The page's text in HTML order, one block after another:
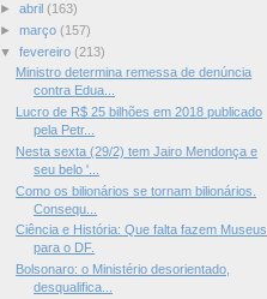
► abril (163)
► março (157)
▼ fevereiro (213)
Ministro determina remessa de denúncia
contra Edua...
Lucro de R$ 25 bilhões em 2018 publicado
pela Petr...
Nesta sexta (29/2) tem Jairo Mendonça e
seu belo '...
Como os bilionários se tornam bilionários.
Consequ...
Ciência e História: Que falta fazem Museus
para o DF.
Bolsonaro: o Ministério desorientado,
desqualifica...